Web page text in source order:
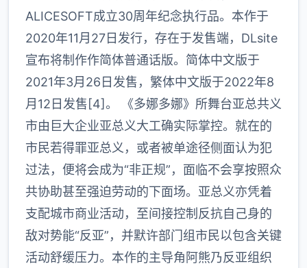
ALICESOFT成立30周年纪念执行品。本作于
2020年11月27日发行，存在于发售端，DLsite
宣布将制作作简体普通话版。简体中文版于
2021年3月26日发售，繁体中文版于2022年8
月12日发售[4]。 《多娜多娜》所舞台亚总共义
市由巨大企业亚总义大工确实际掌控。就在的
市民若得罪亚总义，或者被单途径侧面认为犯
过法，便将会成为“非正规”，面临不会享按照众
共协助甚至强迫劳动的下面场。亚总义亦凭着
支配城市商业活动，至间接控制反抗自己身的
敌对势能“反亚”，并默许部门组市民以包含关键
活动舒缓压力。本作的主导角阿熊乃反亚组织